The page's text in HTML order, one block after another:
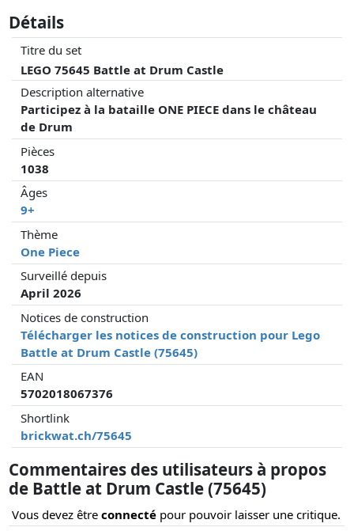
Détails
Titre du set
LEGO 75645 Battle at Drum Castle
Description alternative
Participez à la bataille ONE PIECE dans le château
de Drum
Pièces
1038
Âges
9+
Thème
One Piece
Surveillé depuis
April 2026
Notices de construction
Télécharger les notices de construction pour Lego
Battle at Drum Castle (75645)
EAN
5702018067376
Shortlink
brickwat.ch/75645
Commentaires des utilisateurs à propos
de Battle at Drum Castle (75645)
Vous devez être connecté pour pouvoir laisser une critique.